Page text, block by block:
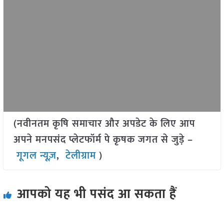
(नवीनतम कृषि समाचार और अपडेट के लिए आप
अपने मनपसंद प्लेटफॉर्म पे कृषक जगत से जुड़े –
गूगल न्यूज़,टेलीग्राम )
आपको यह भी पसंद आ सकता हैं